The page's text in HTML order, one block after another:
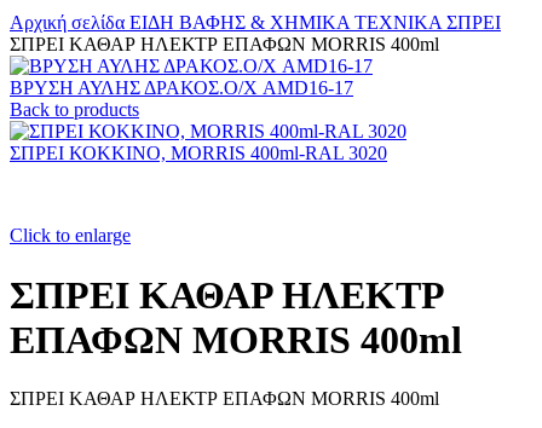
Αρχική σελίδα ΕΙΔΗ ΒΑΦΗΣ & ΧΗΜΙΚΑ ΤΕΧΝΙΚΑ ΣΠΡΕΙ
ΣΠΡΕΙ ΚΑΘΑΡ ΗΛΕΚΤΡ ΕΠΑΦΩΝ MORRIS 400ml
ΒΡΥΣΗ ΑΥΛΗΣ ΔΡΑΚΟΣ.Ο/Χ AMD16-17
Back to products
ΣΠΡΕΙ ΚΟΚΚΙΝΟ, MORRIS 400ml-RAL 3020
Click to enlarge
ΣΠΡΕΙ ΚΑΘΑΡ ΗΛΕΚΤΡ
ΕΠΑΦΩΝ MORRIS 400ml
ΣΠΡΕΙ ΚΑΘΑΡ ΗΛΕΚΤΡ ΕΠΑΦΩΝ MORRIS 400ml